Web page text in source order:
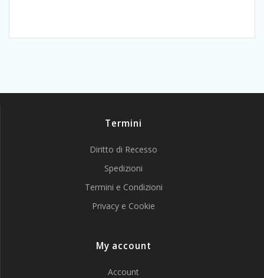
Termini
Diritto di Recesso
Spedizioni
Termini e Condizioni
Privacy e Cookie
My account
Account